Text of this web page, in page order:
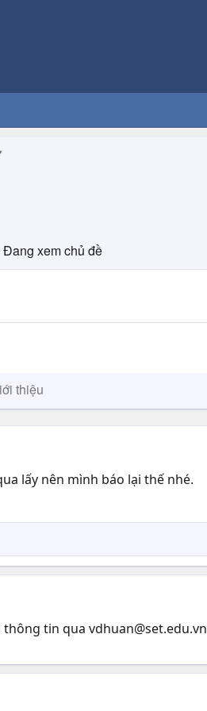
Đang xem chủ đề
thiệu
lấy nên mình báo lại thế nhé.
thông tin qua vdhuan@set.edu.vn